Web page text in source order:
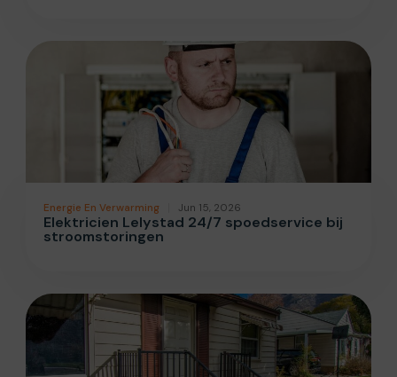
Energie En Verwarming Jun 15, 2026
Elektricien Lelystad 24/7 spoedservice bij
stroomstoringen